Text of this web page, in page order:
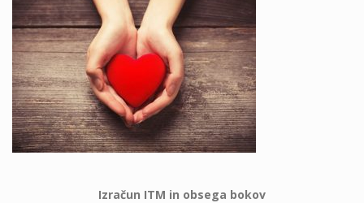
Izračun ITM in obsega bokov